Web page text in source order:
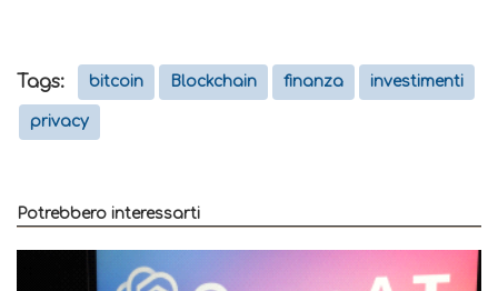
Tags: bitcoin Blockchain finanza investimenti
privacy
Potrebbero interessarti